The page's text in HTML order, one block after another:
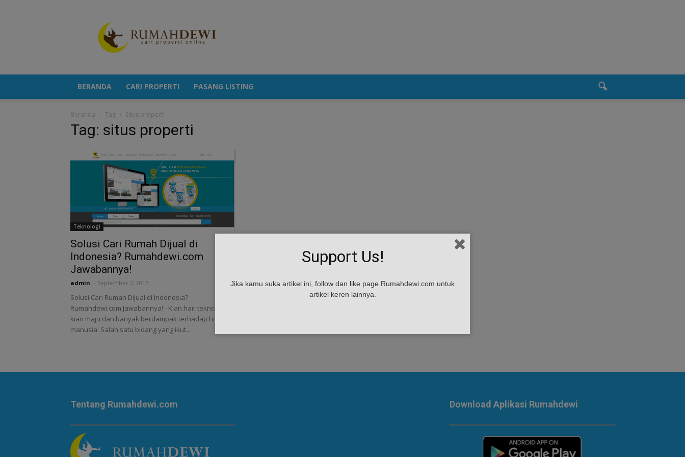
Berita
Properti
Terkini
BERANDA CARI PROPERTI PASANG LISTING
Beranda Tag Situs properti
Tag: situs properti
Teknologi
Solusi Cari Rumah Dijual di
Indonesia? Rumahdewi.com
Jawabannya!
admin September 2, 2017
Solusi Cari Rumah Dijual di Indonesia?
Rumahdewi.com Jawabannya! - Kian hari teknologi
kian maju dan banyak berdampak terhadap hidup
manusia. Salah satu bidang yang ikut...
Tentang Rumahdewi.com Download Aplikasi Rumahdewi
Support Us!
Jika kamu suka artikel ini, follow dan like page Rumahdewi.com untuk
artikel keren lainnya.